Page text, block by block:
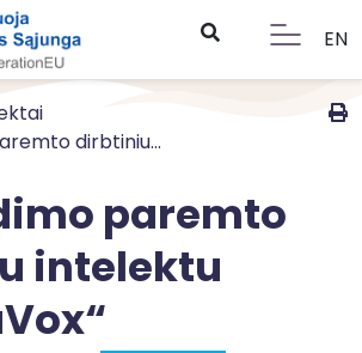
EN
dirbtiniu...
paremto
intelektu